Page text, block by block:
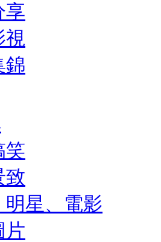
享
視
錦
笑
致
明星、電影
片